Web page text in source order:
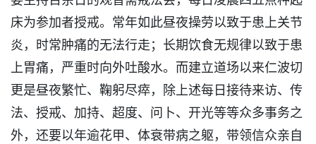
床为参加者授戒。常年如此昼夜操劳以致于患上关节
炎，时常肿痛的无法行走；长期饮食无规律以致于患
上胃痛，严重时向外吐酸水。而建立道场以来仁波切
更是昼夜繁忙、鞠躬尽瘁，除上述每日接待来访、传
法、授戒、加持、超度、问卜、开光等等众多事务之
外，还要以年逾花甲、体衰带病之躯，带领信众亲自